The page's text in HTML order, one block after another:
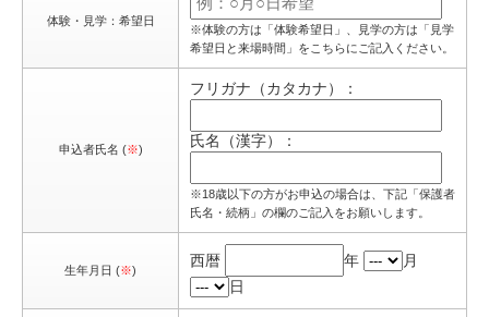
体験・見学：希望日
※体験の方は「体験希望日」、見学の方は「見学
希望日と来場時間」をこちらにご記入ください。
申込者氏名 (※)
フリガナ（カタカナ）：
氏名（漢字）：
※18歳以下の方がお申込の場合は、下記「保護者
氏名・続柄」の欄のご記入をお願いします。
生年月日 (※)
西暦 年
月
日